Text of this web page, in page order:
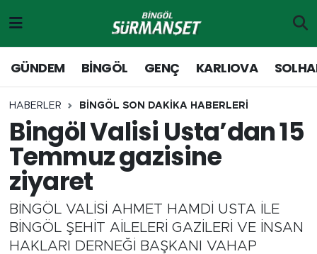
GÜNDEM BİNGÖL GENÇ KARLIOVA
HABERLER BİNGÖL SON DAKİKA HABERLERİ
Bingöl Valisi Usta’dan 15
Temmuz gazisine
ziyaret
BİNGÖL VALİSİ AHMET HAMDİ USTA İLE
BİNGÖL ŞEHİT AİLELERİ GAZİLERİ VE İNSAN
HAKLARI DERNEĞİ BAŞKANI VAHAP
Genç
Solhan
Adaklı-Kiğı
Yayladere-Yedisu
Merkez Hava Durumu
Merkez Trafik Yoğunluk Haritası
Süper Lig Puan Durumu ve Fikstür
Tüm Manşetler
Son Dakika Haberleri